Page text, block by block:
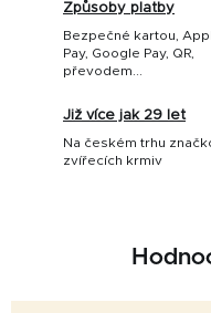
Způsoby platby
Bezpečné kartou,
Pay, Google Pay, QR,
převodem...
Již více jak 29 let
Na českém trhu
zvířecích krmiv